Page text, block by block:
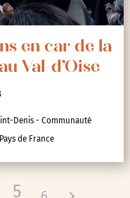
en car de la
Val-d’Oise
Denis - Communauté
de France
5